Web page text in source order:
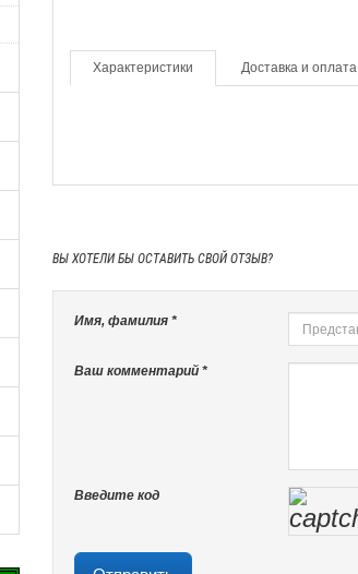
Характеристики Доставка и оплата
ВЫ ХОТЕЛИ БЫ ОСТАВИТЬ СВОЙ ОТЗЫВ?
Имя, фамилия *
Ваш комментарий *
Введите код